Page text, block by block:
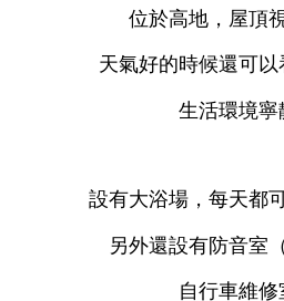
位於高地，屋頂
天氣好的時候還可以
生活環境寧
設有大浴場，每天都
另外還設有防音室
自行車維修